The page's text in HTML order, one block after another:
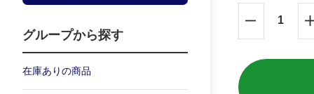
グループから探す
在庫ありの商品